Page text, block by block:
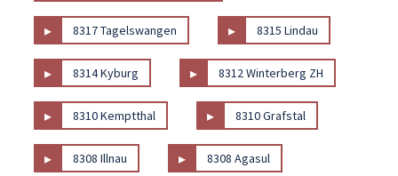
▸ 8317 Tagelswangen ▸ 8315 Lindau
▸ 8314 Kyburg ▸ 8312 Winterberg ZH
▸ 8310 Kemptthal ▸ 8310 Grafstal
▸ 8308 Illnau ▸ 8308 Agasul